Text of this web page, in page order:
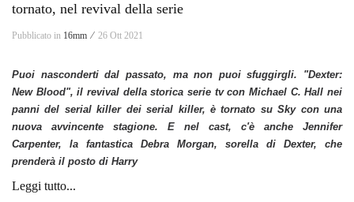
tornato, nel revival della serie
Pubblicato in 16mm ⁄ 26 Ott 2021
Puoi nasconderti dal passato, ma non puoi sfuggirgli. "Dexter:
New Blood", il revival della storica serie tv con Michael C. Hall nei
panni del serial killer dei serial killer, è tornato su Sky con una
nuova avvincente stagione. E nel cast, c'è anche Jennifer
Carpenter, la fantastica Debra Morgan, sorella di Dexter, che
prenderà il posto di Harry
Leggi tutto...